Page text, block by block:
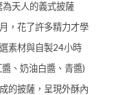
天人的義式披薩
，花了許多精力才學
素材與自製24小時
、奶油白醬、青醬)
的披薩，呈現外酥內